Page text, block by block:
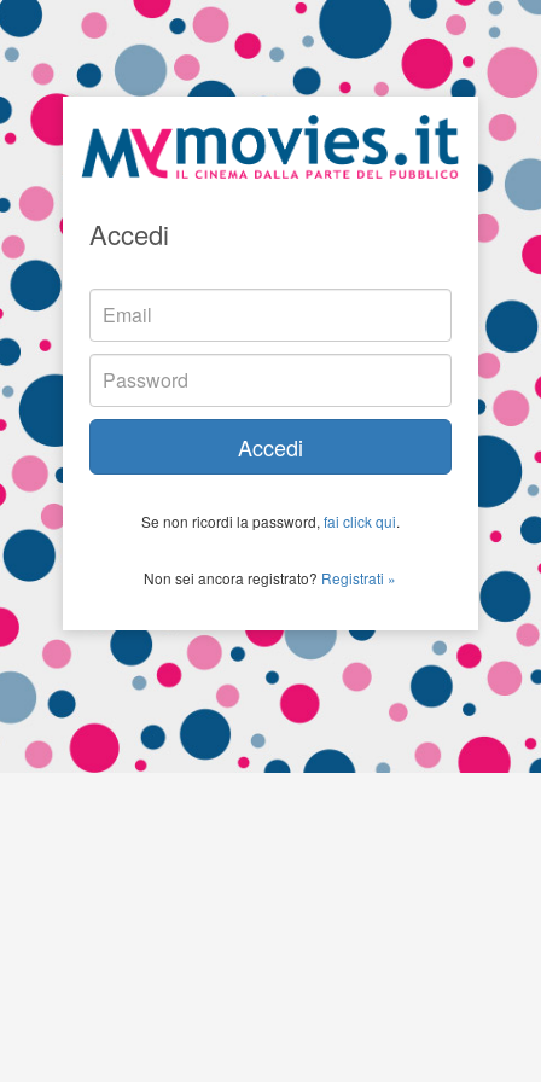
Accedi
Accedi
Se non ricordi la password, fai click qui.
Non sei ancora registrato? Registrati »